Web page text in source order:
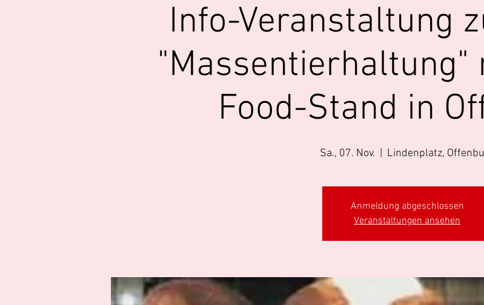
Info-Veranstaltung
"Massentierhaltung"
Food-Stand in
Sa., 07. Nov. Lindenplatz,
Anmeldung abgeschlossen
Veranstaltungen ansehen